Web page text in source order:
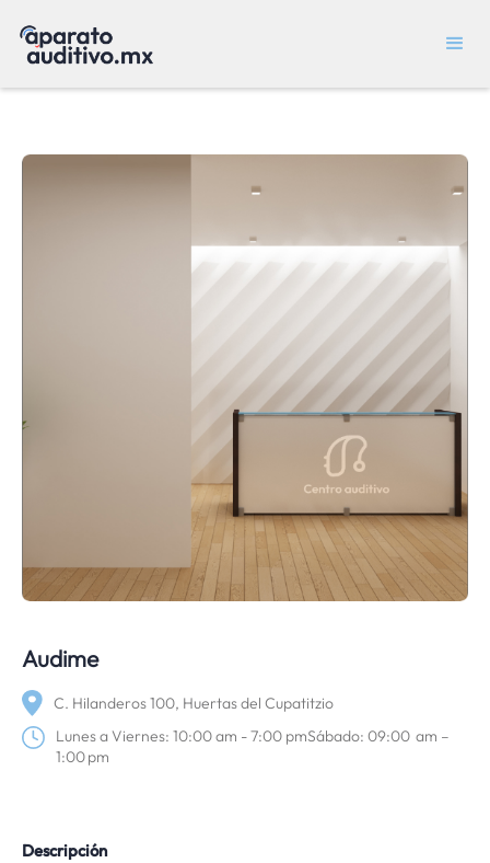
Audime
C. Hilanderos 100, Huertas del Cupatitzio
Lunes a Viernes: 10:00 am - 7:00 pmSábado: 09:00 am –
1:00 pm
Descripción